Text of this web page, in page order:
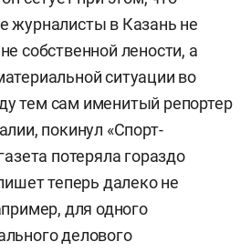
журналисты в Казань не
собственной лености, а
ситуации во
тем сам именитый репортер
покинул «Спорт-
потеряла гораздо
теперь далеко не
для одного
делового